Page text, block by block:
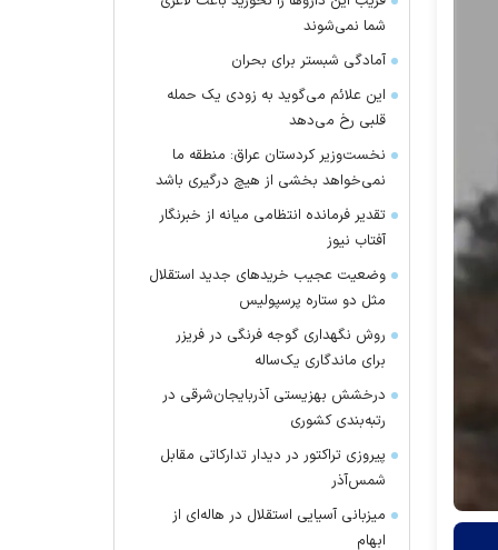
شما نمی‌شوند
آمادگی شبستر برای بحران
این علائم می‌گوید به زودی یک حمله
قلبی رخ می‌دهد
نخست‌وزیر کردستان عراق: منطقه ما
نمی‌خواهد بخشی از هیچ درگیری باشد
تقدیر فرمانده انتظامی میانه از خبرنگار
آفتاب نیوز
وضعیت عجیب خرید‌های جدید استقلال
مثل دو ستاره پرسپولیس
روش نگهداری گوجه فرنگی در فریزر
برای ماندگاری یک‌ساله
درخشش بهزیستی آذربایجان‌شرقی در
رتبه‌بندی کشوری
پیروزی تراکتور در دیدار تدارکاتی مقابل
شمس‌آذر
میزبانی آسیایی استقلال در هاله‌ای از
ابهام